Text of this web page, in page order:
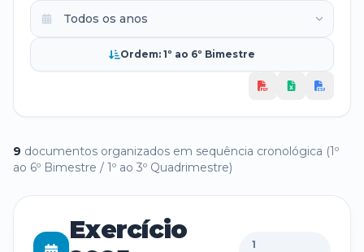
Ordem: 1º ao 6º Bimestre
9 documentos organizados em sequência cronológica (1º
ao 6º Bimestre / 1º ao 3º Quadrimestre)
Exercício
1